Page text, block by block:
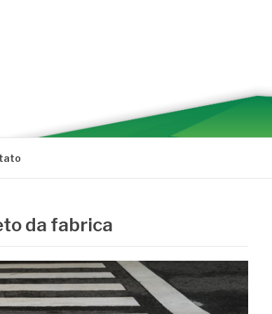
da fabrica